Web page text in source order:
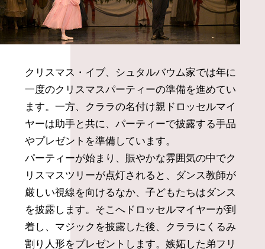
クリスマス・イブ、シュタルバウム家では年に
一度のクリスマスパーティーの準備を進めてい
ます。一方、クララの名付け親ドロッセルマイ
ヤーは助手と共に、パーティーで披露する手品
やプレゼントを準備しています。
パーティーが始まり、賑やかな雰囲気の中でク
リスマスツリーが点灯されると、ダンス教師が
厳しい視線を向けるなか、子どもたちはダンス
を披露します。そこへドロッセルマイヤーが到
着し、マジックを披露した後、クララにくるみ
割り人形をプレゼントします。嫉妬した弟フリ